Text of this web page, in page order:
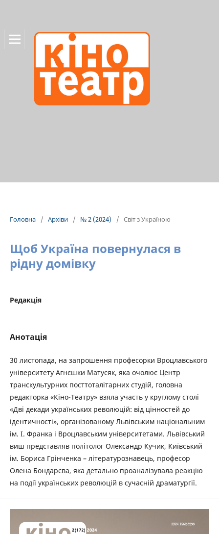
Головна / Архіви / № 2 (2024) / Світ з Україною
Щоб Україна повернулася в
рідну домівку
Редакція
Анотація
30 листопада, на запрошення професорки Вроцлавського
університету Агнєшки Матусяк, яка очолює Центр
транскультурних посттоталітарних студій, головна
редакторка «Кіно-Театру» взяла участь у круглому столі
«Дві декади українських революцій: від цінностей до
ідентичності», організованому Львівським національним
ім. І. Франка і Вроцлавським університетами. Львівський
виш представляв політолог Олександр Кучик, Київський
ім. Бориса Грінченка – літературознавець, професор
Олена Бондарєва, яка детально проаналізувала реакцію
на події українських революцій в сучасній драматургії.